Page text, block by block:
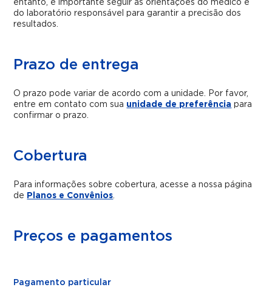
entanto, é importante seguir as orientações do médico e
do laboratório responsável para garantir a precisão dos
resultados.
Prazo de entrega
O prazo pode variar de acordo com a unidade. Por favor,
entre em contato com sua unidade de preferência para
confirmar o prazo.
Cobertura
Para informações sobre cobertura, acesse a nossa página
de Planos e Convênios.
Preços e pagamentos
Pagamento particular